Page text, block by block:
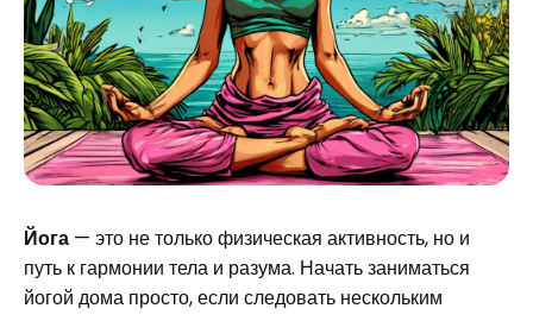
Йога — это не только физическая активность, но и
путь к гармонии тела и разума. Начать заниматься
йогой дома просто, если следовать нескольким